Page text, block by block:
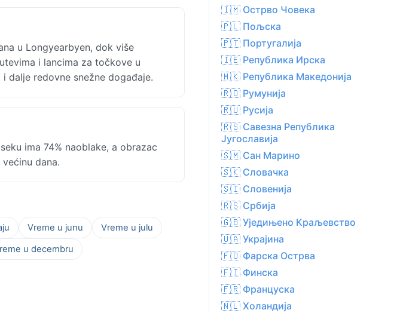
u Longyearbyen, dok više
i lancima za točkove u
dalje redovne snežne događaje.
ima 74% naoblake, a obrazac
dana.
Vreme u junu
Vreme u julu
u decembru
🇮🇲 Острво Човека
🇵🇱 Пољска
🇵🇹 Португалија
🇮🇪 Република Ирска
🇲🇰 Република Македонија
🇷🇴 Румунија
🇷🇺 Русија
🇷🇸 Савезна Република
Југославија
🇸🇲 Сан Марино
🇸🇰 Словачка
🇸🇮 Словенија
🇷🇸 Србија
🇬🇧 Уједињено Краљевство
🇺🇦 Украјина
🇫🇴 Фарска Острва
🇫🇮 Финска
🇫🇷 Француска
🇳🇱 Холандија